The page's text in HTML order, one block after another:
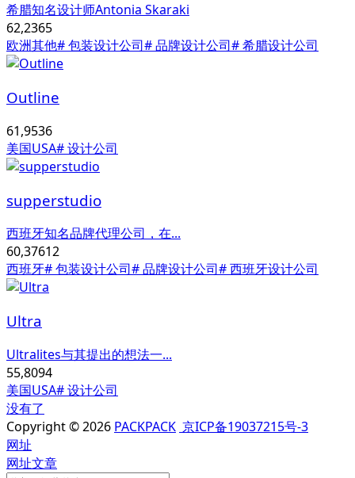
希腊知名设计师Antonia Skaraki
62,2365
欧洲其他# 包装设计公司# 品牌设计公司# 希腊设计公司
Outline
61,9536
美国USA# 设计公司
supperstudio
西班牙知名品牌代理公司，在...
60,37612
西班牙# 包装设计公司# 品牌设计公司# 西班牙设计公司
Ultra
Ultralites与其提出的想法一...
55,8094
美国USA# 设计公司
没有了
Copyright © 2026 PACKPACK 京ICP备19037215号-3
网址
网址文章